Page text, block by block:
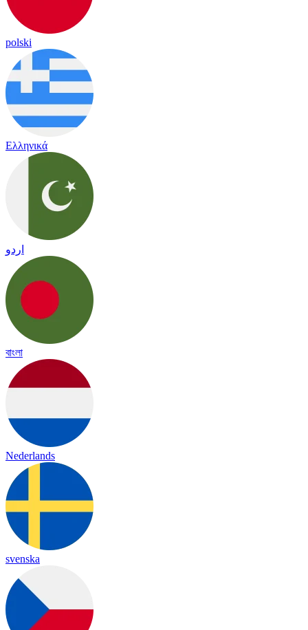
polski
Ελληνικά
اردو
বাংলা
Nederlands
svenska